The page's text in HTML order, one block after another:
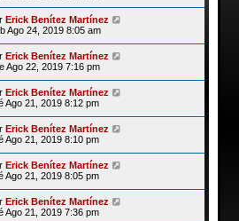
Erick Benítez Martínez
Ago 24, 2019 8:05 am
Erick Benítez Martínez
Ago 22, 2019 7:16 pm
Erick Benítez Martínez
Ago 21, 2019 8:12 pm
Erick Benítez Martínez
Ago 21, 2019 8:10 pm
Erick Benítez Martínez
Ago 21, 2019 8:05 pm
Erick Benítez Martínez
Ago 21, 2019 7:36 pm